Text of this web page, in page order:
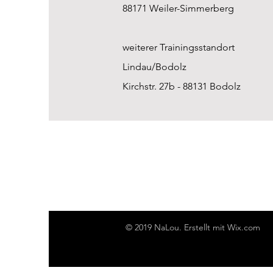
88171 Weiler-Simmerberg
weiterer Trainingsstandort
Lindau/Bodolz
Kirchstr. 27b - 88131 Bodolz
© 2019 NaLou. Erstellt mit Wix.com